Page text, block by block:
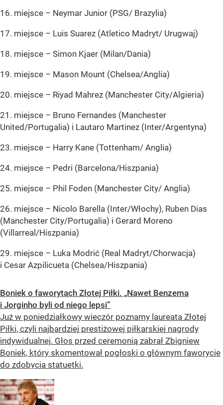
16. miejsce – Neymar Junior (PSG/ Brazylia)
17. miejsce – Luis Suarez (Atletico Madryt/ Urugwaj)
18. miejsce – Simon Kjaer (Milan/Dania)
19. miejsce – Mason Mount (Chelsea/Anglia)
20. miejsce – Riyad Mahrez (Manchester City/Algieria)
21. miejsce – Bruno Fernandes (Manchester
United/Portugalia) i Lautaro Martinez (Inter/Argentyna)
23. miejsce – Harry Kane (Tottenham/ Anglia)
24. miejsce – Pedri (Barcelona/Hiszpania)
25. miejsce – Phil Foden (Manchester City/ Anglia)
26. miejsce – Nicolo Barella (Inter/Włochy), Ruben Dias
(Manchester City/Portugalia) i Gerard Moreno
(Villarreal/Hiszpania)
29. miejsce – Luka Modrić (Real Madryt/Chorwacja)
i Cesar Azpilicueta (Chelsea/Hiszpania)
Boniek o faworytach Złotej Piłki. „Nawet Benzema
i Jorginho byli od niego lepsi”
Już w poniedziałkowy wieczór poznamy laureata Złotej
Piłki, czyli najbardziej prestiżowej piłkarskiej nagrody
indywidualnej. Głos przed ceremonią zabrał Zbigniew
Boniek, który skomentował pogłoski o głównym faworycie
do zdobycia statuetki.